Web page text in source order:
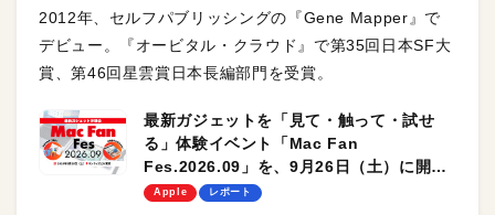
2012年、セルフパブリッシングの『Gene Mapper』で
デビュー。『オービタル・クラウド』で第35回日本SF大
賞、第46回星雲賞日本長編部門を受賞。
最新ガジェットを「見て・触って・試せ
る」体験イベント「Mac Fan
Fes.2026.09」を、9月26日（土）に開催
します！
Apple レポート